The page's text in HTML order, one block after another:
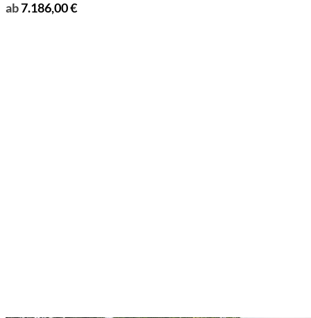
ab7.186,00€